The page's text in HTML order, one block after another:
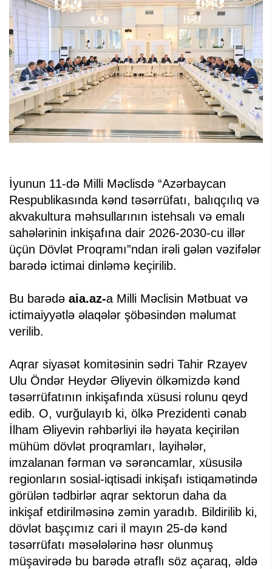
İyunun 11-də Milli Məclisdə “Azərbaycan
Respublikasında kənd təsərrüfatı, balıqçılıq və
akvakultura məhsullarının istehsalı və emalı
sahələrinin inkişafına dair 2026-2030-cu illər
üçün Dövlət Proqramı”ndan irəli gələn vəzifələr
barədə ictimai dinləmə keçirilib.
Bu barədə aia.az-a Milli Məclisin Mətbuat və
ictimaiyyətlə əlaqələr şöbəsindən məlumat
verilib.
Aqrar siyasət komitəsinin sədri Tahir Rzayev
Ulu Öndər Heydər Əliyevin ölkəmizdə kənd
təsərrüfatının inkişafında xüsusi rolunu qeyd
edib. O, vurğulayıb ki, ölkə Prezidenti cənab
İlham Əliyevin rəhbərliyi ilə həyata keçirilən
mühüm dövlət proqramları, layihələr,
imzalanan fərman və sərəncamlar, xüsusilə
regionların sosial-iqtisadi inkişafı istiqamətində
görülən tədbirlər aqrar sektorun daha da
inkişaf etdirilməsinə zəmin yaradıb. Bildirilib ki,
dövlət başçımız cari il mayın 25-də kənd
təsərrüfatı məsələlərinə həsr olunmuş
müşavirədə bu barədə ətraflı söz açaraq, əldə